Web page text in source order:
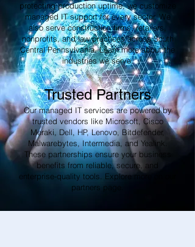
protecting production uptime, we customize
managed IT support for every sector. We
also serve construction firms, retailers,
nonprofits, and law practices across South
Central Pennsylvania. Learn more about the
industries we serve.
Trusted Partners
Our managed IT services are powered by
trusted vendors like Microsoft, Cisco
Meraki, Dell, HP, Lenovo, Bitdefender,
Malwarebytes, Intermedia, and Yealink.
These partnerships ensure your business
benefits from reliable, secure, and
enterprise-quality tools. Explore more on our
partners page.